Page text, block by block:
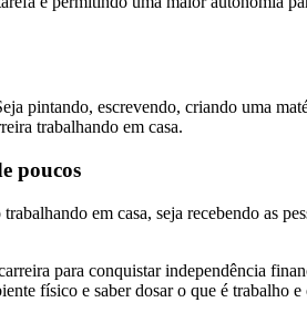
pintando, escrevendo, criando uma
trabalhando em casa.
poucos
em casa, seja recebendo as
para conquistar independência
físico e saber dosar o que é trabalho e